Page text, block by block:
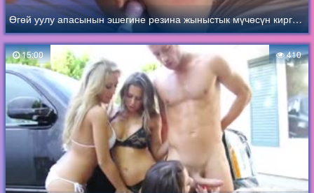
Өгөй уулу апасынын эшегине резина жыныстык мүчөсүн киргизип, анын кискасына вибраторду көрсөткөн
15:00 410